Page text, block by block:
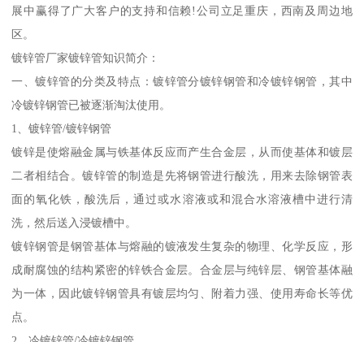
展中赢得了广大客户的支持和信赖!公司立足重庆，西南及周边地
区。
镀锌管厂家镀锌管知识简介：
一、镀锌管的分类及特点：镀锌管分镀锌钢管和冷镀锌钢管，其中
冷镀锌钢管已被逐渐淘汰使用。
1、镀锌管/镀锌钢管
镀锌是使熔融金属与铁基体反应而产生合金层，从而使基体和镀层
二者相结合。镀锌管的制造是先将钢管进行酸洗，用来去除钢管表
面的氧化铁，酸洗后，通过或水溶液或和混合水溶液槽中进行清
洗，然后送入浸镀槽中。
镀锌钢管是钢管基体与熔融的镀液发生复杂的物理、化学反应，形
成耐腐蚀的结构紧密的锌铁合金层。合金层与纯锌层、钢管基体融
为一体，因此镀锌钢管具有镀层均匀、附着力强、使用寿命长等优
点。